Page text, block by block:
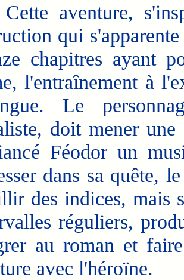
aventure,
qui
chapitres ayant
l'entraînement à
Le
doit mener une
Féodor un
dans sa quête,
des indices, mais
réguliers,
au roman et
avec l'héroïne.